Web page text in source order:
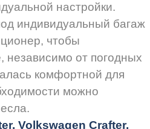
настройки.
индивидуальный багаж
чтобы
независимо от погодных
комфортной для
можно
Volkswagen Crafter,